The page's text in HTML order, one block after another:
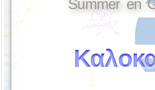
Summer en